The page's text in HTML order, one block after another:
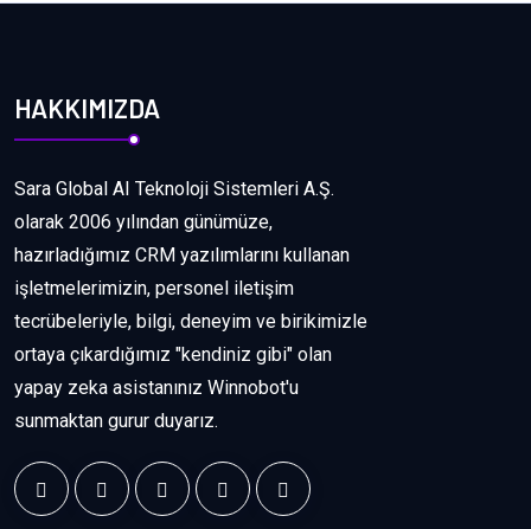
HAKKIMIZDA
Sara Global AI Teknoloji Sistemleri A.Ş.
olarak 2006 yılından günümüze,
hazırladığımız CRM yazılımlarını kullanan
işletmelerimizin, personel iletişim
tecrübeleriyle, bilgi, deneyim ve birikimizle
ortaya çıkardığımız "kendiniz gibi" olan
yapay zeka asistanınız Winnobot'u
sunmaktan gurur duyarız.